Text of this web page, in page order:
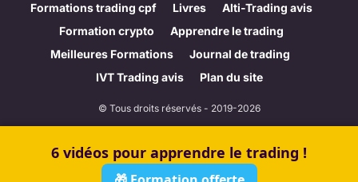
Formations trading cpf Livres
Alti-Trading avis
Formation crypto
Apprendre le trading
Meilleures Formations
Journal de trading
IVT Trading avis
Plan du site
© Tous droits réservés - 2019-2026
Méthodologie d’évaluation
Contact
6 vidéos pour apprendre le trading !